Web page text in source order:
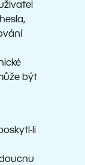
být
li